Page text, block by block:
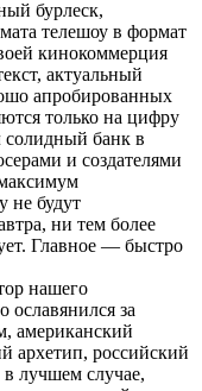
бурлеск,
телешоу в формат
кинокоммерция
актуальный
апробированных
только на цифру
солидный банк в
и создателями
не будут
ни тем более
Главное — быстро
нашего
ославянился за
американский
архетип, российский
в лучшем случае,